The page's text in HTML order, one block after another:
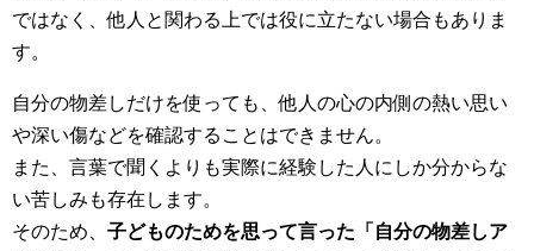
ではなく、他人と関わる上では役に立たない場合もありま
す。
自分の物差しだけを使っても、他人の心の内側の熱い思い
や深い傷などを確認することはできません。
また、言葉で聞くよりも実際に経験した人にしか分からな
い苦しみも存在します。
そのため、 子どものためを思って言った「自分の物差しア